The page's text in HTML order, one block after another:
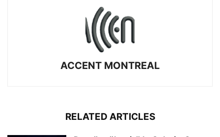
ACCENT MONTREAL
RELATED ARTICLES